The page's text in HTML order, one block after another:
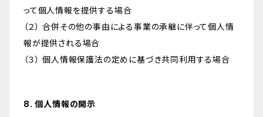
って個人情報を提供する場合
（２） 合併その他の事由による事業の承継に伴って個人情
報が提供される場合
（３） 個人情報保護法の定めに基づき共同利用する場合
8. 個人情報の開示